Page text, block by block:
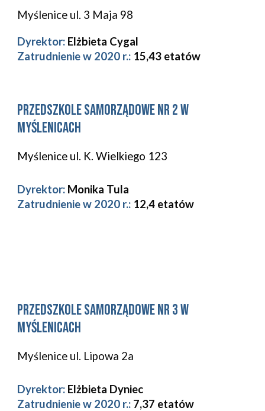
Myślenice ul. 3 Maja 98
Dyrektor: Elżbieta Cygal
Zatrudnienie w 2020 r.: 15,43 etatów
Przedszkole Samorządowe Nr 2 w
Myślenicach
Myślenice ul. K. Wielkiego 123
Dyrektor: Monika Tula
Zatrudnienie w 2020 r.: 12,4 etatów
Przedszkole Samorządowe Nr 3 w
Myślenicach
Myślenice ul. Lipowa 2a
Dyrektor: Elżbieta Dyniec
Zatrudnienie w 2020 r.: 7,37 etatów